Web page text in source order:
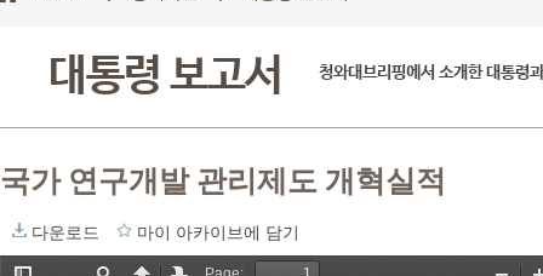
대통령 보고서 청와대브리핑에서 소개한 대통령
국가 연구개발 관리제도 개혁실적
다운로드 마이 아카이브에 담기